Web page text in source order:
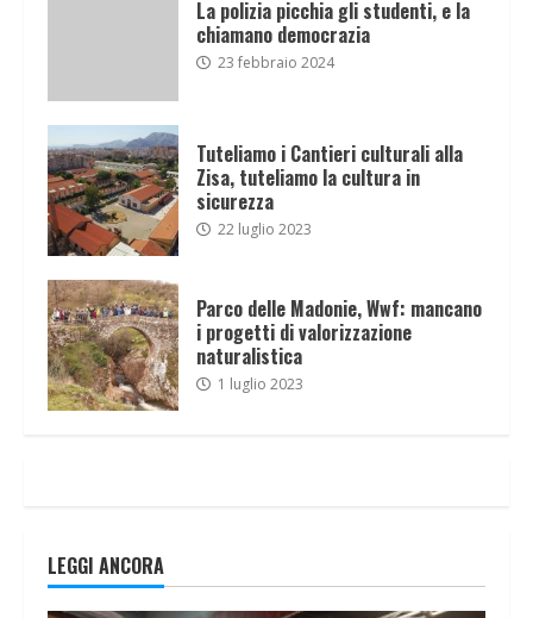
La polizia picchia gli studenti, e la
chiamano democrazia
23 febbraio 2024
Tuteliamo i Cantieri culturali alla
Zisa, tuteliamo la cultura in
sicurezza
22 luglio 2023
Parco delle Madonie, Wwf: mancano
i progetti di valorizzazione
naturalistica
1 luglio 2023
LEGGI ANCORA